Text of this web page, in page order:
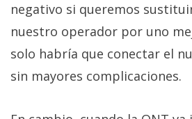
negativo si queremos
nuestro operador por uno
solo habría que conectar el
sin mayores complicaciones.